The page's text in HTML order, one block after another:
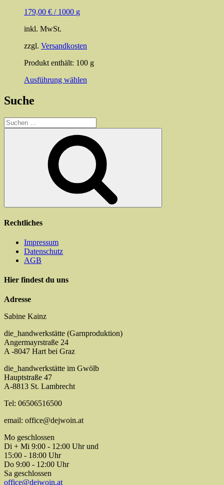
gewählt
werden
179,00 € / 1000 g
inkl. MwSt.
zzgl. Versandkosten
Produkt enthält: 100 g
Ausführung wählen
Optionen
können
auf
der
Produktseite
gewählt
werden
Suche
Suchen
nach:
Rechtliches
Impressum
Datenschutz
AGB
Hier findest du uns
Adresse
Sabine Kainz
die_handwerkstätte (Garnproduktion)
Angermayrstraße 24
A -8047 Hart bei Graz
die_handwerkstätte im Gwölb
Hauptstraße 47
A-8813 St. Lambrecht
Tel: 06506516500
email: office@dejwoin.at
Mo geschlossen
Di + Mi 9:00 - 12:00 Uhr und
15:00 - 18:00 Uhr
Do 9:00 - 12:00 Uhr
Sa geschlossen
office@dejwoin.at